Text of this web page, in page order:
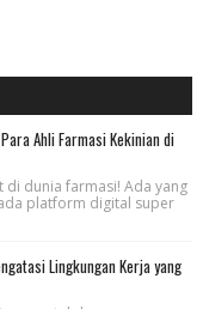
Ahli Farmasi Kekinian di
di dunia farmasi! Ada yang
platform digital super
Lingkungan Kerja yang